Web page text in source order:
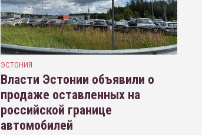
ЭСТОНИЯ
Власти Эстонии объявили о
продаже оставленных на
российской границе
автомобилей